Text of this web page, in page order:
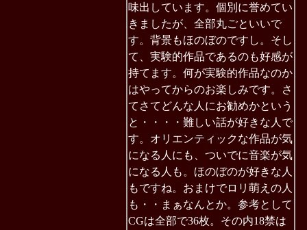
味出しています。個別に誉めてい
きましたが、全部丸ごといいで
す。背景もほのぼのですし。そし
て、実験的作品であるのも好感が
持てます。何が実験的作品なのか
はやってからのお楽しみです。さ
てさてどんな人にお勧めかという
と・・・・難しい話が好きな人で
す。オリエンティックな作品が気
になる人にも、ついでに音楽が気
になる人も。ほのぼのが好きな人
もですね。おまけでロリ萌えの人
も・・まぁなんとか。参考として
CGは全部で36枚。その内18禁は